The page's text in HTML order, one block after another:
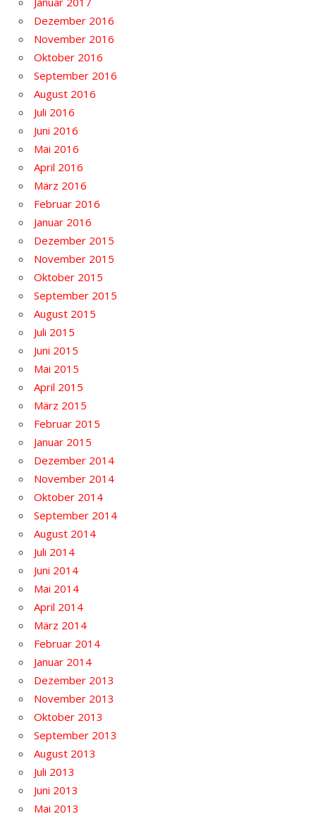
Dezember 2016
November 2016
Oktober 2016
September 2016
August 2016
Juli 2016
Juni 2016
Mai 2016
April 2016
März 2016
Februar 2016
Januar 2016
Dezember 2015
November 2015
Oktober 2015
September 2015
August 2015
Juli 2015
Juni 2015
Mai 2015
April 2015
März 2015
Februar 2015
Januar 2015
Dezember 2014
November 2014
Oktober 2014
September 2014
August 2014
Juli 2014
Juni 2014
Mai 2014
April 2014
März 2014
Februar 2014
Januar 2014
Dezember 2013
November 2013
Oktober 2013
September 2013
August 2013
Juli 2013
Juni 2013
Mai 2013